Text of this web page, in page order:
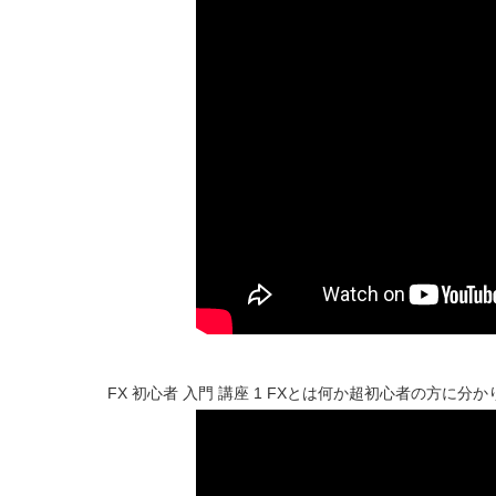
FX 初心者 入門 講座 1 FXとは何か超初心者の方に分か